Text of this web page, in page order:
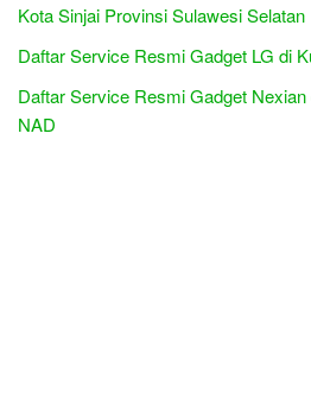
Kota Sinjai Provinsi Sulawesi Selatan
Daftar Service Resmi Gadget LG di
Daftar Service Resmi Gadget
NAD